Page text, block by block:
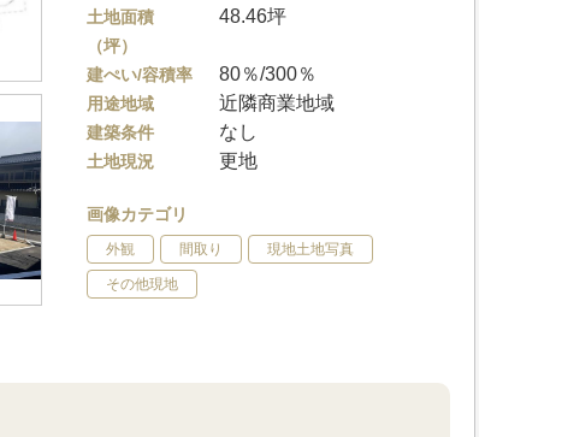
土地面積
（坪）
48.46坪
建ぺい/容積率 80％/300％
用途地域 近隣商業地域
建築条件 なし
土地現況 更地
画像カテゴリ
外観 間取り 現地土地写真
その他現地